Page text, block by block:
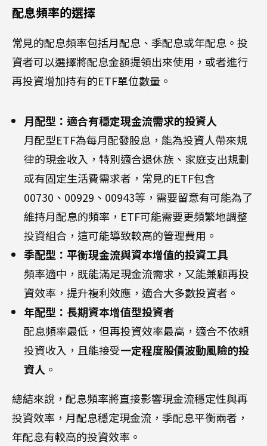
配息頻率的選擇
常見的配息頻率包括月配息、季配息或年配息。投
資者可以選擇將配息金額提領出來使用，或者進行
再投資增加持有的ETF單位數量。
月配型：適合有穩定現金流需求的投資人
月配型ETF為每月配發股息，能為投資人帶來規
律的現金收入，特別適合退休族、家庭支出規劃
或有固定生活費需求者，常見的ETF包含
00730、00929、00943等，需要留意有可能為了
維持月配息的頻率，ETF可能需要更頻繁地調整
投資組合，這可能導致較高的管理費用。
季配型：平衡現金流與資本增值的投資工具
頻率適中，既能滿足現金流需求，又能兼顧再投
資效率，提升複利效應，適合大多數投資者。
年配型：長期資本增值型投資者
配息頻率最低，但再投資效率最高，適合不依賴
投資收入，且能接受一定程度股價波動風險的投
資人 。
總結來說，配息頻率將直接影響現金流穩定性與再
投資效率，月配息穩定現金流，季配息平衡兩者，
年配息有較高的投資效率。